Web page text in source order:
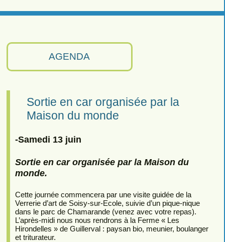
AGENDA
Sortie en car organisée par la
Maison du monde
-Samedi 13 juin
Sortie en car organisée par la Maison du
monde.
Cette journée commencera par une visite guidée de la
Verrerie d’art de Soisy-sur-Ecole, suivie d’un pique-nique
dans le parc de Chamarande (venez avec votre repas).
L’après-midi nous nous rendrons à la Ferme « Les
Hirondelles » de Guillerval : paysan bio, meunier, boulanger
et triturateur.